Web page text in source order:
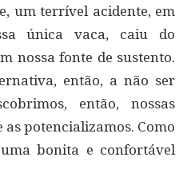
um terrível acidente, em
única vaca, caiu do
nossa fonte de sustento.
então, a não ser
então, nossas
potencializamos. Como
bonita e confortável